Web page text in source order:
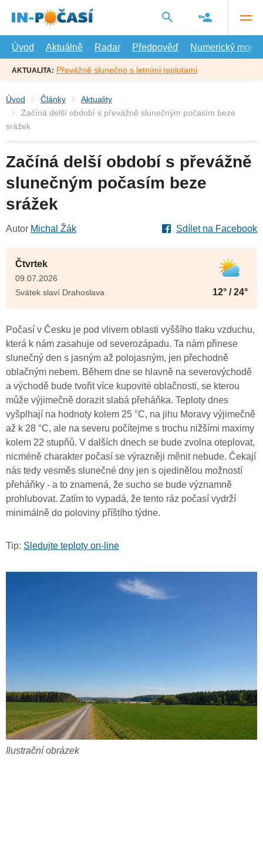
hlavní
Úvod
Aktuálně Radar Předpověď Numerický model
AKTUALITA: Převážně slunečno s letními teplotami
Úvod Články
Aktuality
Začíná delší období s převážně slunečným počasím beze
srážek
Začíná delší období s převážně
slunečným počasím beze
srážek
Autor Michal Žák Sdílet na Facebook
Čtvrtek
09.07.2026
Svátek slaví Drahoslava
12° / 24°
Počasí v Česku je pod vlivem oblasti vyššího tlaku vzduchu,
která k nám zasahuje od severozápadu. Ta nám přinese
slunečný den s jasným až polojasným, jen přechodně
oblačným nebem. Během dne se hlavně na severovýchodě
a východě bude tvořit více kupovité oblačnosti, se kterou
může výjimečně dorazit slabá přeháňka. Teploty dnes
vyšplhají na hodnoty kolem 25 °C, na jihu Moravy výjimečně
až k 28 °C, ale na severu počítejme s trochu nižšími maximy
kolem 22 stupňů. V dalších dnech se bude zvolna oteplovat,
nicméně charakter počasí se výrazněji měnit nebude. Čekají
nás tedy vesměs slunečné dny jen s ojedinělou možností
přeháňky - a to znamená, že sucho se bude významně
prohlubovat. Zatím to vypadá, že tento ráz počasí vydrží
minimálně do poloviny příštího týdne.
Tip: Sledujte teploty on-line
Ilustrační obrázek